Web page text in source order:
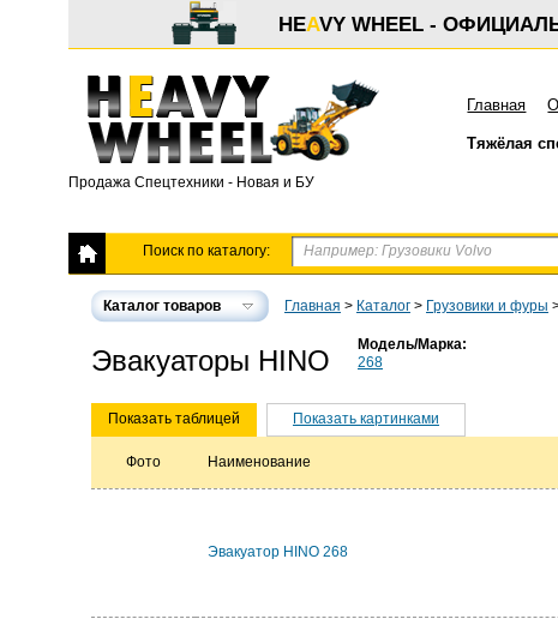
HEAVY WHEEL -
Продажа Спецтехники - Новая и БУ
Главная
Тяжёлая
Поиск по каталогу:
Каталог товаров Главная > Каталог > Грузовики и фуры
Эвакуаторы HINO
Модель/Марка:
268
Показать таблицей Показать картинками
Фото Наименование
Эвакуатор HINO 268